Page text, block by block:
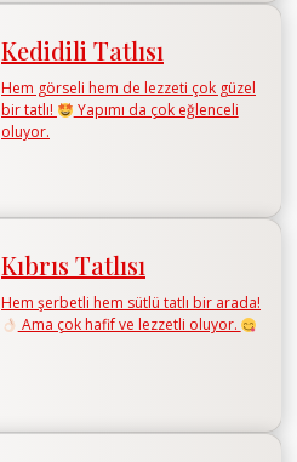
Kedidili Tatlısı
Hem görseli hem de lezzeti çok güzel
bir tatlı!
Yapımı da çok eğlenceli
oluyor.
Kıbrıs Tatlısı
Hem şerbetli hem sütlü tatlı bir arada!
Ama çok hafif ve lezzetli oluyor.